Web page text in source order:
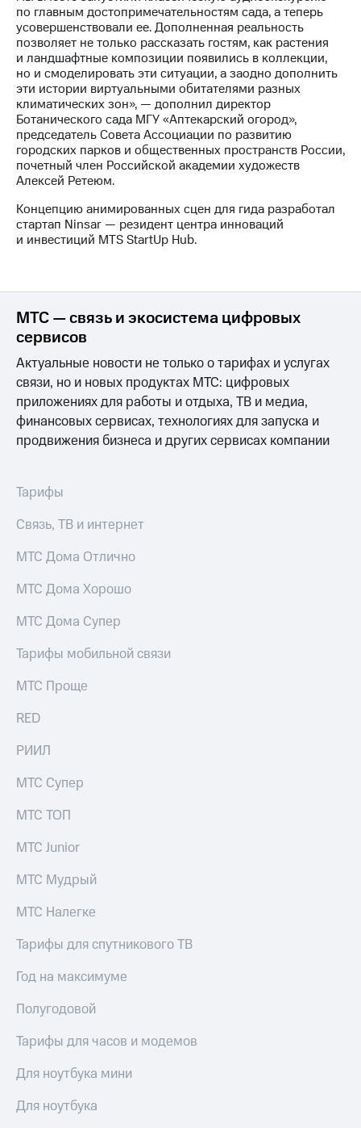
по главным достопримечательностям сада, а теперь
усовершенствовали ее. Дополненная реальность
позволяет не только рассказать гостям, как растения
и ландшафтные композиции появились в коллекции,
но и смоделировать эти ситуации, а заодно дополнить
эти истории виртуальными обитателями разных
климатических зон», — дополнил директор
Ботанического сада МГУ «Аптекарский огород»,
председатель Совета Ассоциации по развитию
городских парков и общественных пространств России,
почетный член Российской академии художеств
Алексей Ретеюм.
Концепцию анимированных сцен для гида разработал
стартап Ninsar — резидент центра инноваций
и инвестиций MTS StartUp Hub.
МТС — связь и экосистема цифровых
сервисов
Актуальные новости не только о тарифах и услугах
связи, но и новых продуктах МТС: цифровых
приложениях для работы и отдыха, ТВ и медиа,
финансовых сервисах, технологиях для запуска и
продвижения бизнеса и других сервисах компании
Тарифы
Связь, ТВ и интернет
МТС Дома Отлично
МТС Дома Хорошо
МТС Дома Супер
Тарифы мобильной связи
МТС Проще
RED
РИИЛ
МТС Супер
МТС ТОП
МТС Junior
МТС Мудрый
МТС Налегке
Тарифы для спутникового ТВ
Год на максимуме
Полугодовой
Тарифы для часов и модемов
Для ноутбука мини
Для ноутбука